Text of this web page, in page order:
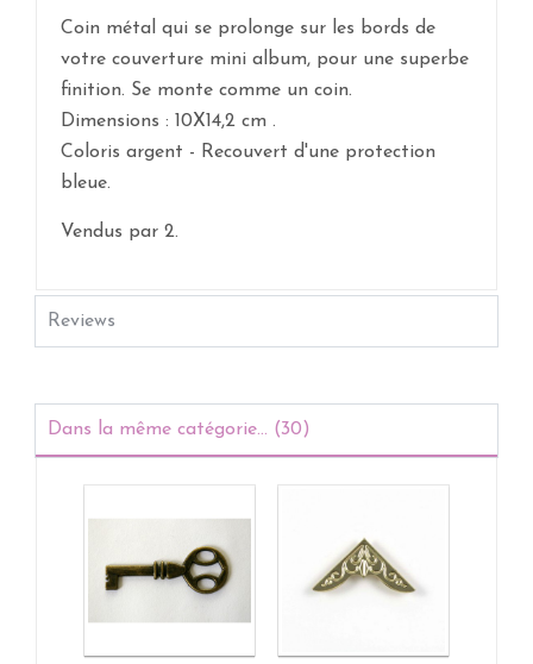
Coin métal qui se prolonge sur les bords de
votre couverture mini album, pour une superbe
finition. Se monte comme un coin.
Dimensions : 10X14,2 cm .
Coloris argent - Recouvert d'une protection
bleue.
Vendus par 2.
Reviews
Dans la même catégorie... (30)